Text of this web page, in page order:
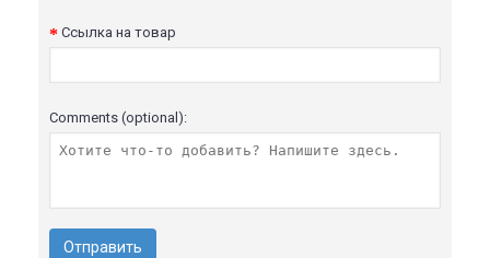
Ссылка на товар
Comments (optional):
Отправить